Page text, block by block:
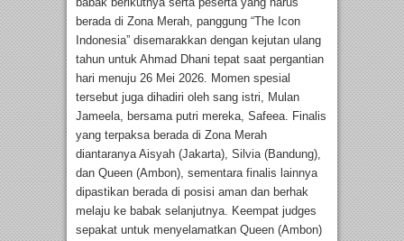
berada di Zona Merah, panggung “The Icon
Indonesia” disemarakkan dengan kejutan ulang
tahun untuk Ahmad Dhani tepat saat pergantian
hari menuju 26 Mei 2026. Momen spesial
tersebut juga dihadiri oleh sang istri, Mulan
Jameela, bersama putri mereka, Safeea. Finalis
yang terpaksa berada di Zona Merah
diantaranya Aisyah (Jakarta), Silvia (Bandung),
dan Queen (Ambon), sementara finalis lainnya
dipastikan berada di posisi aman dan berhak
melaju ke babak selanjutnya. Keempat judges
sepakat untuk menyelamatkan Queen (Ambon)